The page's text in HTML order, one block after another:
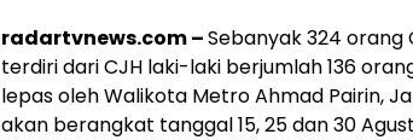
radartvnews.com –Sebanyak 324 orang
terdiri dari CJH laki-laki berjumlah 136
lepas oleh Walikota Metro Ahmad Pairin,
akan berangkat tanggal 15, 25 dan 30